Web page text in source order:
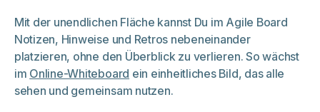
Mit der unendlichen Fläche kannst Du im Agile Board
Notizen, Hinweise und Retros nebeneinander
platzieren, ohne den Überblick zu verlieren. So wächst
im Online-Whiteboard ein einheitliches Bild, das alle
sehen und gemeinsam nutzen.